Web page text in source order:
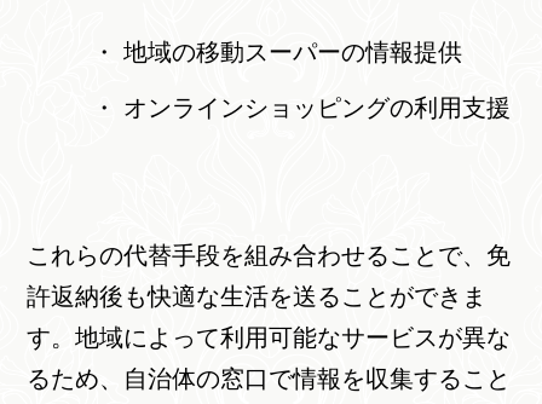
地域の移動スーパーの情報提供
オンラインショッピングの利用支援
これらの代替手段を組み合わせることで、免
許返納後も快適な生活を送ることができま
す。地域によって利用可能なサービスが異な
るため、自治体の窓口で情報を収集すること